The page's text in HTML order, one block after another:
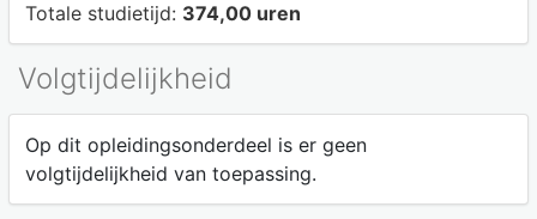
Totale studietijd: 374,00 uren
Volgtijdelijkheid
Op dit opleidingsonderdeel is er geen
volgtijdelijkheid van toepassing.